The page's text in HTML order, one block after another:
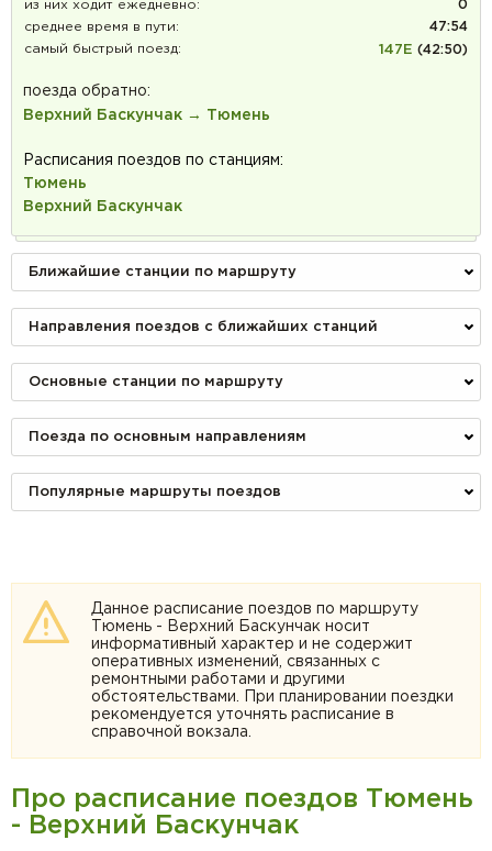
Данное расписание поездов по маршруту
Тюмень - Верхний Баскунчак носит
информативный характер и не содержит
оперативных изменений, связанных с
ремонтными работами и другими
обстоятельствами. При планировании поездки
рекомендуется уточнять расписание в
справочной вокзала.
Про расписание поездов Тюмень
- Верхний Баскунчак
из них ходит ежедневно:
0
среднее время в пути:
47:54
самый быстрый поезд:
147Е (42:50)
поезда обратно:
Верхний Баскунчак → Тюмень
Расписания поездов по станциям:
Тюмень
Верхний Баскунчак
Ближайшие станции по маршруту
Направления поездов с ближайших станций
Основные станции по маршруту
Поезда по основным направлениям
Популярные маршруты поездов